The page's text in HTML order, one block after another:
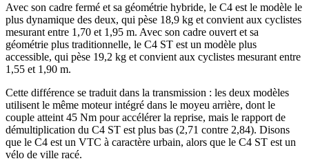
Avec son cadre fermé et sa géométrie hybride, le C4 est le modèle le
plus dynamique des deux, qui pèse 18,9 kg et convient aux cyclistes
mesurant entre 1,70 et 1,95 m. Avec son cadre ouvert et sa
géométrie plus traditionnelle, le C4 ST est un modèle plus
accessible, qui pèse 19,2 kg et convient aux cyclistes mesurant entre
1,55 et 1,90 m.
Cette différence se traduit dans la transmission : les deux modèles
utilisent le même moteur intégré dans le moyeu arrière, dont le
couple atteint 45 Nm pour accélérer la reprise, mais le rapport de
démultiplication du C4 ST est plus bas (2,71 contre 2,84). Disons
que le C4 est un VTC à caractère urbain, alors que le C4 ST est un
vélo de ville racé.